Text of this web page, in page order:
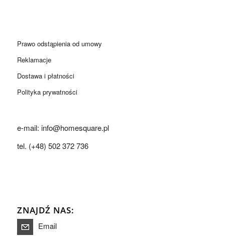
Prawo odstąpienia od umowy
Reklamacje
Dostawa i płatności
Polityka prywatności
e-mail: info@homesquare.pl
tel. (+48) 502 372 736
ZNAJDŹ NAS:
Email